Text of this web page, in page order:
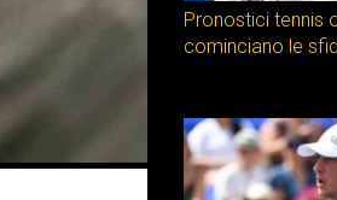
Pronostici tennis
cominciano le